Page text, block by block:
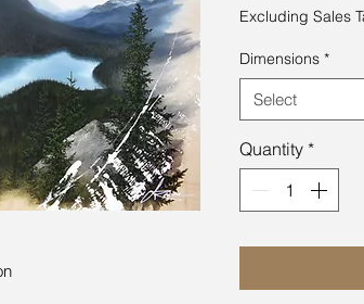
Excluding Sales
Dimensions *
Select
Quantity *